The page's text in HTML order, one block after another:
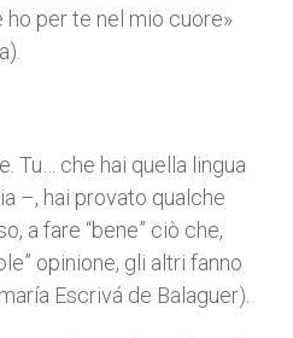
ho per te nel mio cuore»
Tu… che hai quella lingua
–, hai provato qualche
a fare “bene” ciò che,
opinione, gli altri fanno
Escrivá de Balaguer).